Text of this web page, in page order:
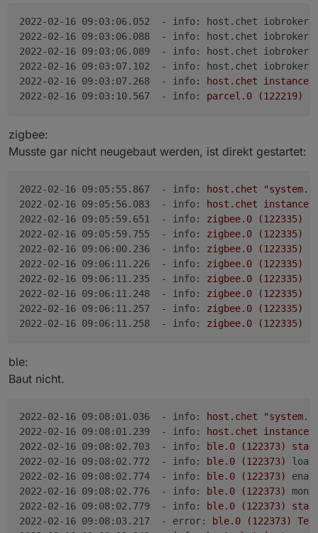
2022-02-16 09:03:06.052  - info: host.chet iobroker
2022-02-16 09:03:06.088  - info: host.chet iobroker
2022-02-16 09:03:06.089  - info: host.chet iobroker
2022-02-16 09:03:07.102  - info: host.chet iobroker
2022-02-16 09:03:07.268  - info:
host.chet instance
2022-02-16 09:03:10.567  - info:
parcel.0 (122219)
zigbee:
Musste gar nicht neugebaut werden, ist direkt gestartet:
2022-02-16 09:05:55.867  - info: host.chet
2022-02-16 09:05:56.083  - info:
host.chet instance
2022-02-16 09:05:59.651  - info:
zigbee.0 (122335)
2022-02-16 09:05:59.755  - info:
zigbee.0 (122335)
2022-02-16 09:06:00.236  - info:
zigbee.0 (122335)
2022-02-16 09:06:11.226  - info:
zigbee.0 (122335)
2022-02-16 09:06:11.235  - info:
zigbee.0 (122335)
2022-02-16 09:06:11.248  - info:
zigbee.0
(122335)
2022-02-16 09:06:11.257  - info:
zigbee.0 (122335)
2022-02-16 09:06:11.258  - info:
zigbee.0 (122335)
ble:
Baut nicht.
2022-02-16 09:08:01.036  - info: host.chet
2022-02-16 09:08:01.239  - info:
host.chet instance
2022-02-16 09:08:02.703  - info:
ble.0 (122373)
2022-02-16 09:08:02.772  - info:
ble.0 (122373)
2022-02-16 09:08:02.774  - info:
ble.0 (122373)
2022-02-16 09:08:02.776  - info:
ble.0 (122373)
2022-02-16 09:08:02.779  - info:
ble.0 (122373)
2022-02-16 09:08:03.217  - error:
ble.0 (122373)